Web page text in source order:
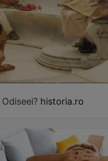
historia.ro